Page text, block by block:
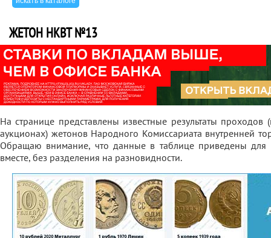
ЖЕТОН НКВТ №13
На странице представлены известные результаты
аукционах) жетонов Народного Комиссариата внутренней
Обращаю внимание, что данные в таблице приведены для
вместе, без разделения на разновидности.